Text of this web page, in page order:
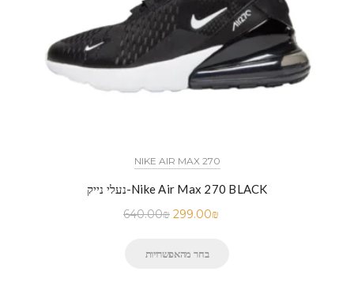
NIKE AIR MAX 270
נעלי נייק-Nike Air Max 270 BLACK
640.00₪ 299.00₪
בחר מהאפשרויות